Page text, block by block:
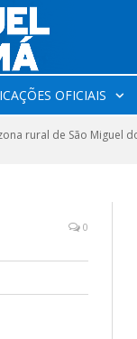
OFICIAIS
rural de São Miguel
0